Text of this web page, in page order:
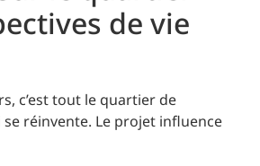
de vie
c’est tout le quartier de
réinvente. Le projet influence